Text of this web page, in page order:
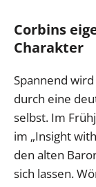
Corbins
Charakter
Spannend
durch eine
selbst. Im
im „Insight
den alten
sich lassen.